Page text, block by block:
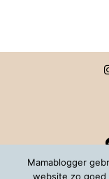
Mamablogger
website zo goed